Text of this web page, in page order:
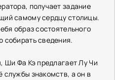
получает задание
самому сердцу столицы.
образ состоятельного
собирать сведения.
Ши Фа Кэ предлагает Лу Чи
службы знакомств, а он в